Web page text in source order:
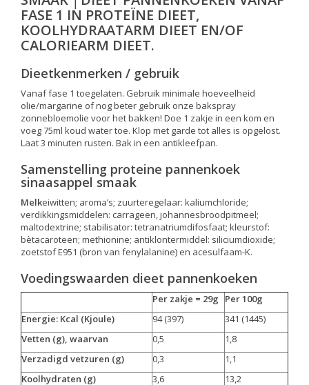
FASE 1 IN PROTEÏNE DIEET,
KOOLHYDRAATARM DIEET EN/OF
CALORIEARM DIEET.
Dieetkenmerken / gebruik
Vanaf fase 1 toegelaten. Gebruik minimale hoeveelheid
olie/margarine of nog beter gebruik onze bakspray
zonnebloemolie voor het bakken! Doe 1 zakje in een kom en
voeg 75ml koud water toe. Klop met garde tot alles is opgelost.
Laat 3 minuten rusten. Bak in een antikleefpan.
Samenstelling proteine pannenkoek
sinaasappel smaak
Melkeiwitten; aroma’s; zuurteregelaar: kaliumchloride;
verdikkingsmiddelen: carrageen, johannesbroodpitmeel;
maltodextrine; stabilisator: tetranatriumdifosfaat; kleurstof:
bètacaroteen; methionine; antiklontermiddel: siliciumdioxide;
zoetstof E951 (bron van fenylalanine) en acesulfaam-K.
Voedingswaarden dieet pannenkoeken
Per zakje = 29g
Per 100g
Energie: Kcal (Kjoule)
94 (397)
341 (1445)
Vetten (g), waarvan
0,5
1,8
Verzadigd vetzuren (g)
0,3
1,1
Koolhydraten (g)
3,6
13,2